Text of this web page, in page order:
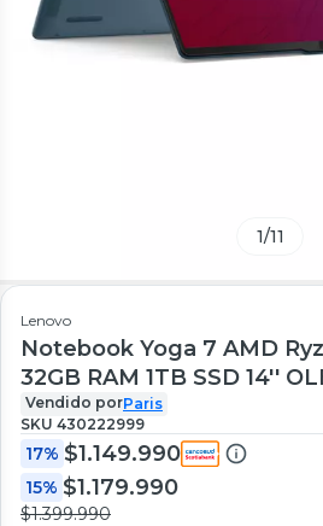
1/11
Lenovo
Notebook Yoga 7 AMD
32GB RAM 1TB SSD 14''
60Hz + Lápiz
Vendido porParis
SKU 430222999
17% $1.149.990
15% $1.179.990
$1.399.990